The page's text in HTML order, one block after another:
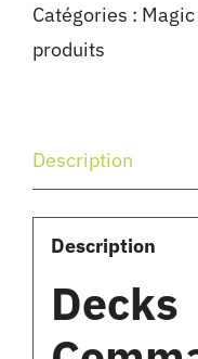
Catégories :
produits
Description
Description
Decks